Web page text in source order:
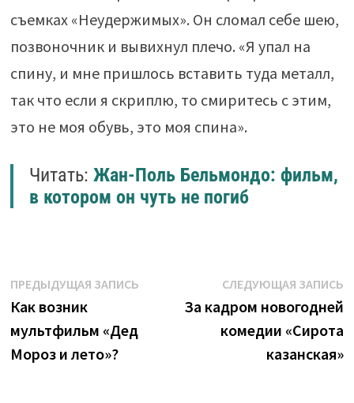
съемках «Неудержимых». Он сломал себе шею,
позвоночник и вывихнул плечо. «Я упал на
спину, и мне пришлось вставить туда металл,
так что если я скриплю, то смиритесь с этим,
это не моя обувь, это моя спина».
Читать: Жан-Поль Бельмондо: фильм,
в котором он чуть не погиб
Навигация
по
записям
ПРЕДЫДУЩАЯ ЗАПИСЬПредыдущая
запись:
Как возник
мультфильм «Дед
Мороз и лето»?
СЛЕДУЮЩАЯ ЗАПИСЬ
За кадром новогодней
комедии «Сирота
казанская»